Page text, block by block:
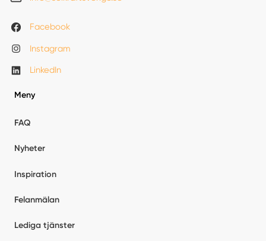
Facebook
Instagram
LinkedIn
Meny
FAQ
Nyheter
Inspiration
Felanmälan
Lediga tjänster